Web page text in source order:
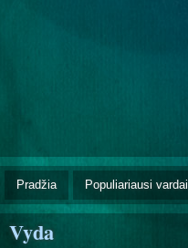
Pradžia Populiariausi vardai
Vyda